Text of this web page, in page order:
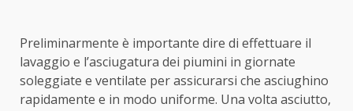
Preliminarmente è importante dire di effettuare il
lavaggio e l’asciugatura dei piumini in giornate
soleggiate e ventilate per assicurarsi che asciughino
rapidamente e in modo uniforme. Una volta asciutto,